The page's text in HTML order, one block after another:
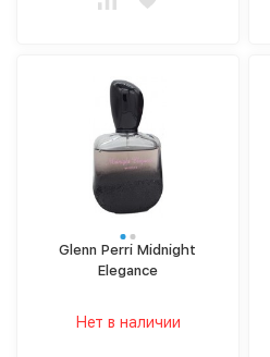
Glenn Perri Midnight
Elegance
Нет в наличии